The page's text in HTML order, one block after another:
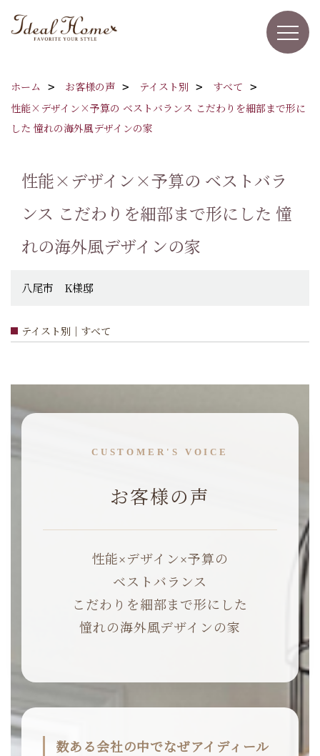
ホーム お客様の声 テイスト別
すべて
性能×デザイン×予算の ベストバランス こだわりを細部まで形に
した 憧れの海外風デザインの家
性能×デザイン×予算の ベストバラ
ンス こだわりを細部まで形にした 憧
れの海外風デザインの家
八尾市 K様邸
テイスト別｜すべて
CUSTOMER'S VOICE
お客様の声
性能×デザイン×予算の
ベストバランス
こだわりを細部まで形にした
憧れの海外風デザインの家
数ある会社の中でなぜアイディール